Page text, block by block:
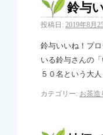
鈴与
投稿日: 2019年8月
鈴与いいね！プ
いる鈴与さんの
５０名という大
カテゴリー: お茶造